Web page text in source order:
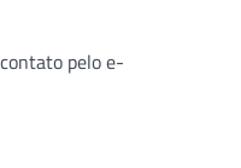
pelo e-